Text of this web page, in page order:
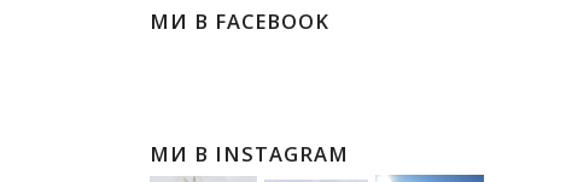
МИ В FACEBOOK
МИ В INSTAGRAM